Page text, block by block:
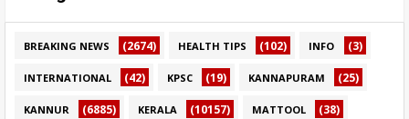
BREAKING NEWS (2674) HEALTH TIPS (102) INFO (3)
INTERNATIONAL (42) KPSC (19) KANNAPURAM (25)
KANNUR (6885) KERALA (10157) MATTOOL (38)